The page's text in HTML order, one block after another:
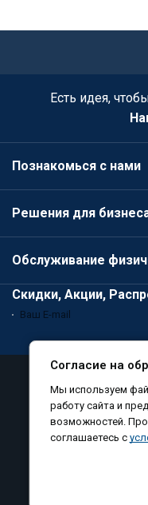
Есть идея,
Познакомься с нами
Решения для
Обслуживание
Скидки, Акции,
Соглашение на
Согласие на
Согласие на
Мы используем
работу сайта и
возможностей.
соглашаетесь с